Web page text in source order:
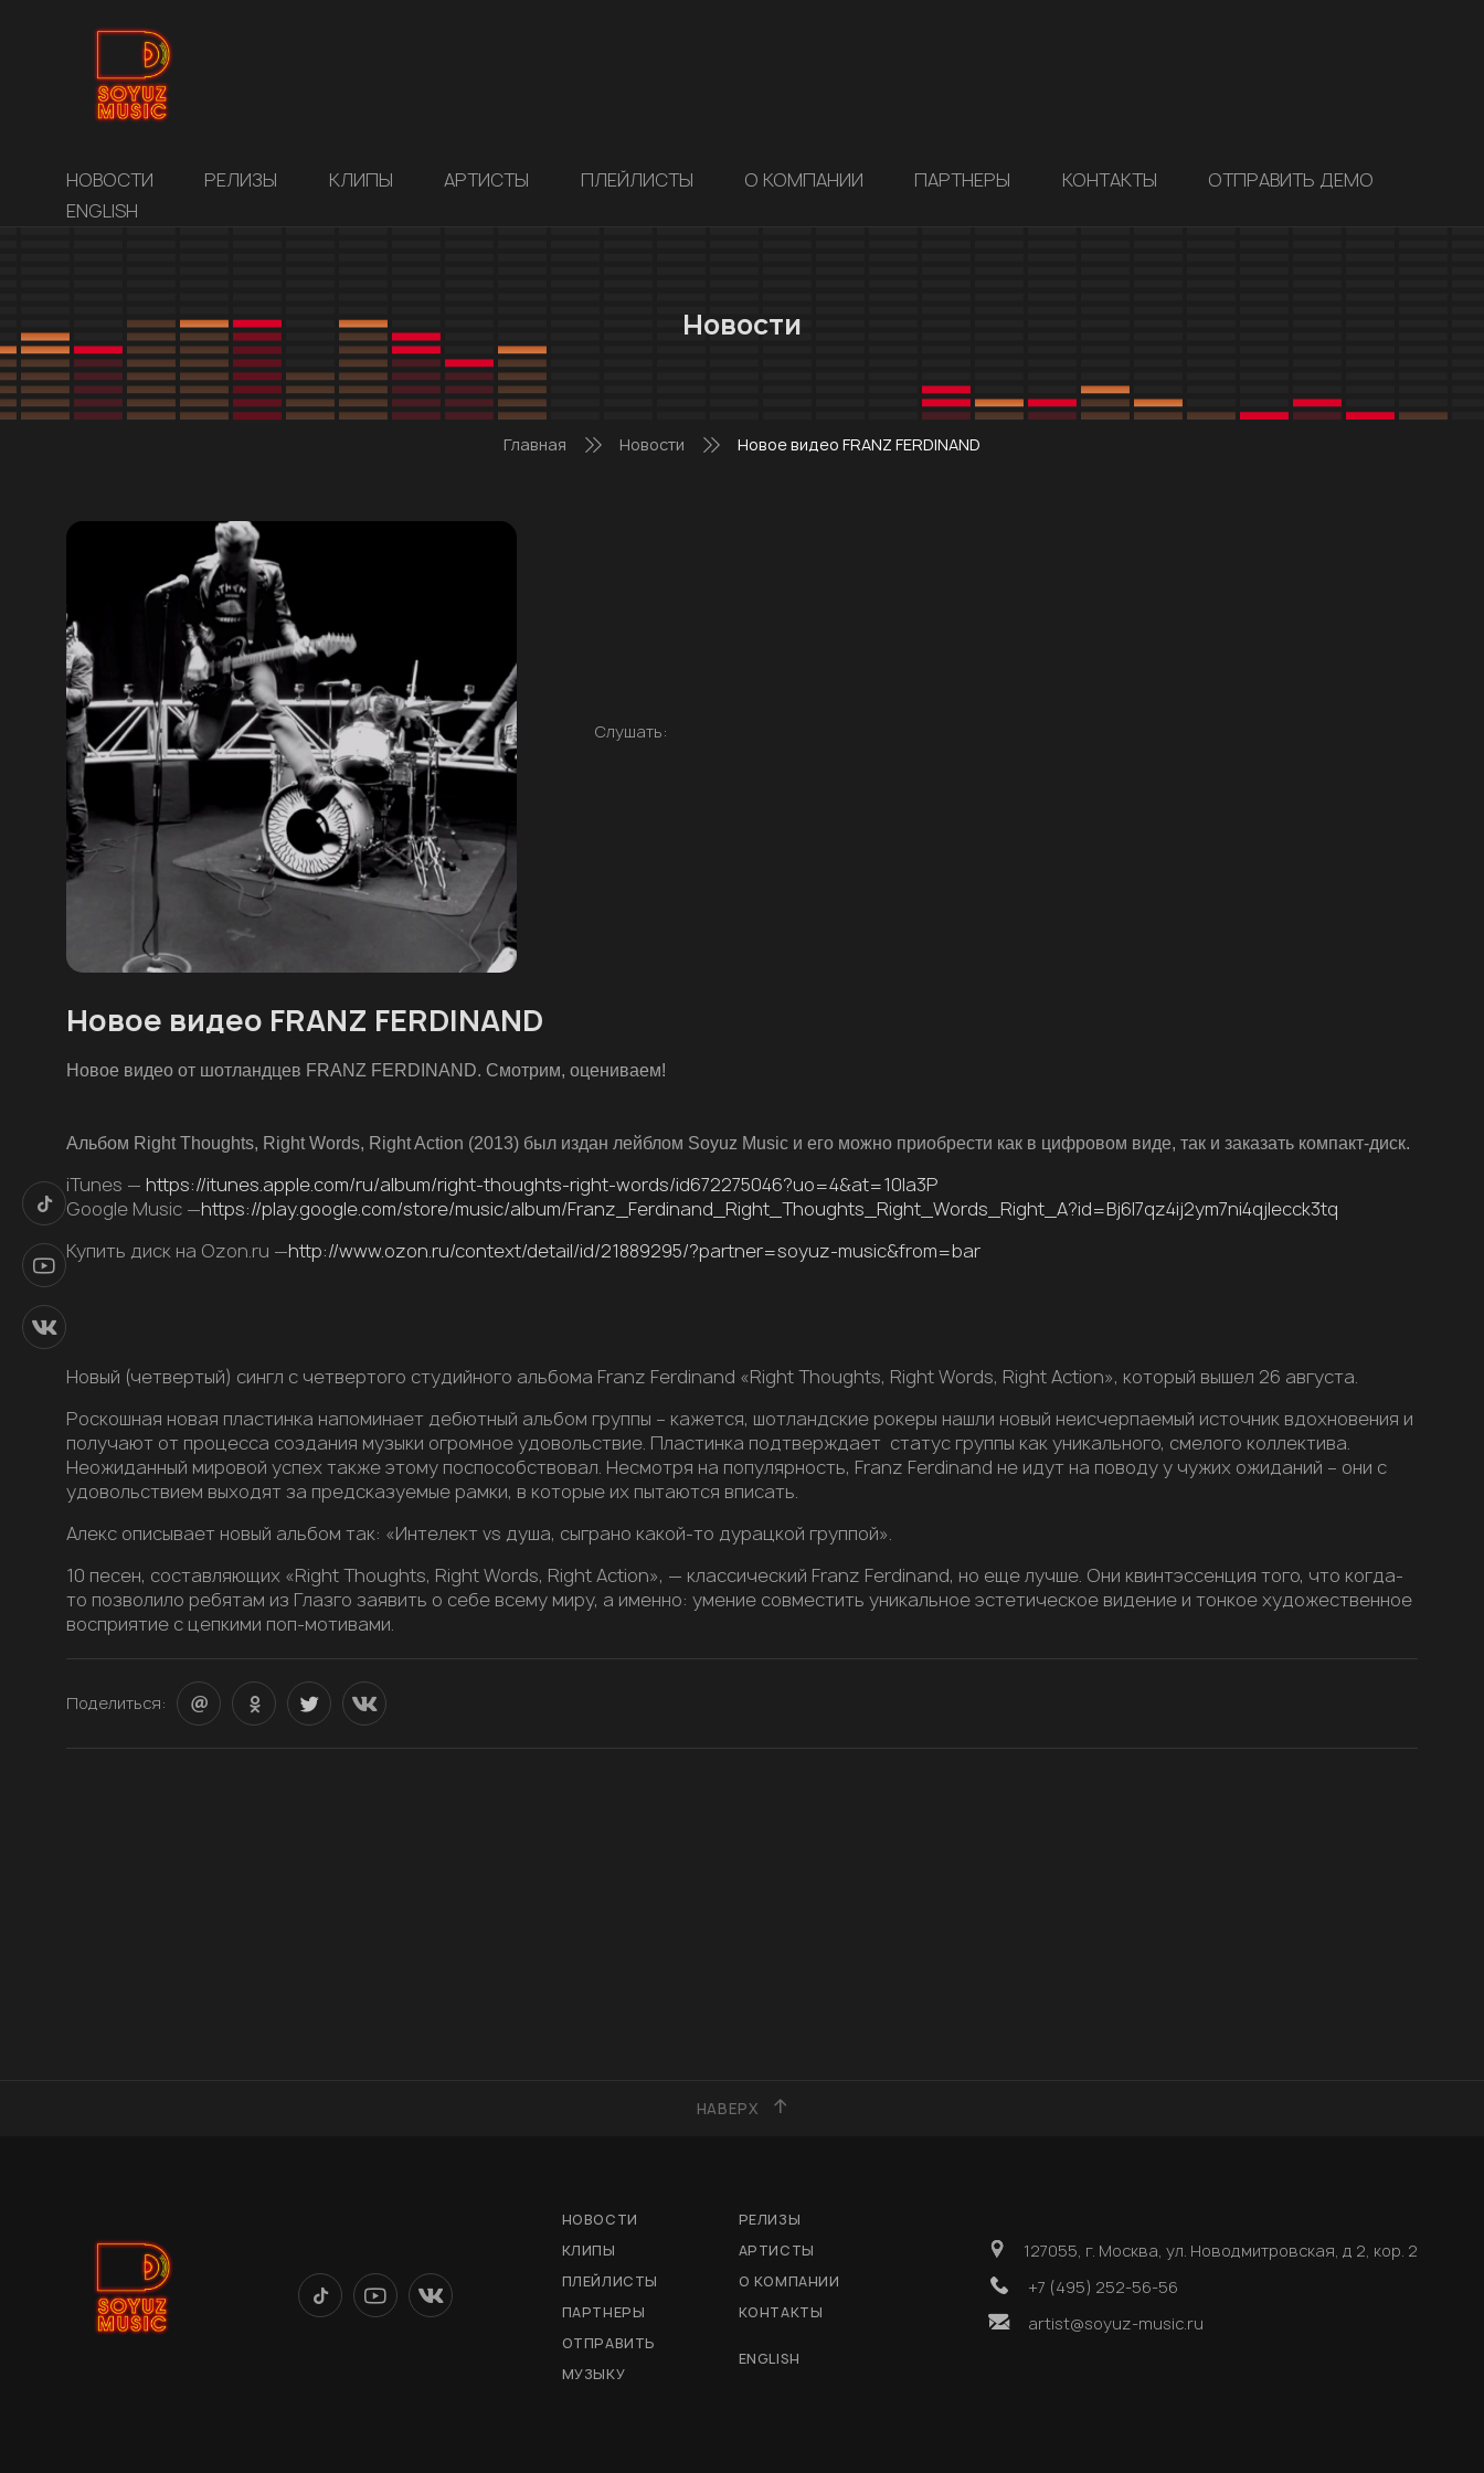
НОВОСТИ РЕЛИЗЫ КЛИПЫ АРТИСТЫ ПЛЕЙЛИСТЫ О КОМПАНИИ ПАРТНЕРЫ КОНТАКТЫ
ОТПРАВИТЬ ДЕМО
ENGLISH
Новости
Главная Новости Новое видео FRANZ FERDINAND
Слушать:
Новое видео FRANZ FERDINAND
Новое видео от шотландцев FRANZ FERDINAND. Смотрим, оцениваем!
Альбом Right Thoughts, Right Words, Right Action (2013) был издан лейблом Soyuz Music и его можно приобрести как в цифровом виде, так и заказать компакт-диск.
iTunes — https://itunes.apple.com/ru/album/right-thoughts-right-words/id672275046?uo=4&at=10la3P
Google Music —https://play.google.com/store/music/album/Franz_Ferdinand_Right_Thoughts_Right_Words_Right_A?id=Bj6l7qz4ij2ym7ni4qjlecck3tq
Купить диск на Ozon.ru —http://www.ozon.ru/context/detail/id/21889295/?partner=soyuz-music&from=bar
Новый (четвертый) сингл с четвертого студийного альбома Franz Ferdinand «Right Thoughts, Right Words, Right Action», который вышел 26 августа.
Роскошная новая пластинка напоминает дебютный альбом группы – кажется, шотландские рокеры нашли новый неисчерпаемый источник вдохновения и
получают от процесса создания музыки огромное удовольствие. Пластинка подтверждает статус группы как уникального, смелого коллектива.
Неожиданный мировой успех также этому поспособствовал. Несмотря на популярность, Franz Ferdinand не идут на поводу у чужих ожиданий – они с
удовольствием выходят за предсказуемые рамки, в которые их пытаются вписать.
Алекс описывает новый альбом так: «Интелект vs душа, сыграно какой-то дурацкой группой».
10 песен, составляющих «Right Thoughts, Right Words, Right Action», — классический Franz Ferdinand, но еще лучше. Они квинтэссенция того, что когда-
то позволило ребятам из Глазго заявить о себе всему миру, а именно: умение совместить уникальное эстетическое видение и тонкое художественное
восприятие с цепкими поп-мотивами.
Поделиться:
НАВЕРХ
НОВОСТИ
РЕЛИЗЫ
КЛИПЫ
АРТИСТЫ
ПЛЕЙЛИСТЫ
О КОМПАНИИ
ПАРТНЕРЫ
КОНТАКТЫ
ОТПРАВИТЬ
МУЗЫКУ
ENGLISH
127055, г. Москва, ул. Новодмитровская, д 2, кор. 2
+7 (495) 252-56-56
artist@soyuz-music.ru